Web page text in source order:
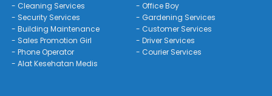
- Cleaning Services
- Security Services
- Building Maintenance
- Sales Promotion Girl
- Phone Operator
- Alat Kesehatan Medis
- Office Boy
- Gardening Services
- Customer Services
- Driver Services
- Courier Services